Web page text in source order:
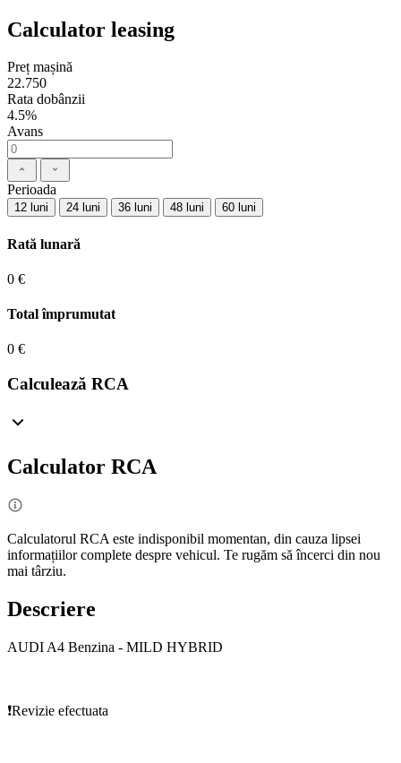
Calculator leasing
Preț mașină
22.750
Rata dobânzii
4.5%
Avans
Perioada
12 luni 24 luni 36 luni 48 luni 60 luni
Rată lunară
0 €
Total împrumutat
0 €
Calculează RCA
Calculator RCA
Calculatorul RCA este indisponibil momentan, din cauza lipsei
informațiilor complete despre vehicul. Te rugăm să încerci din nou
mai târziu.
Descriere
AUDI A4 Benzina - MILD HYBRID
❗️Revizie efectuata